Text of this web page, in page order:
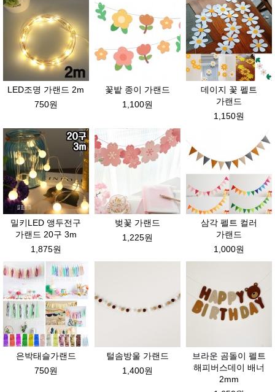
LED조명 가랜드 2m
750원
꽃밭 종이 가랜드
1,100원
데이지 꽃 펠트
가랜드
1,150원
밀키LED 앵두전구
가랜드 20구 3m
1,875원
벚꽃 가랜드
1,225원
삼각 펠트 컬러
가랜드
1,000원
은박태슬가랜드
750원
털솜방울 가랜드
1,400원
브라운 곰돌이 펠트
해피버스데이 배너
2mm